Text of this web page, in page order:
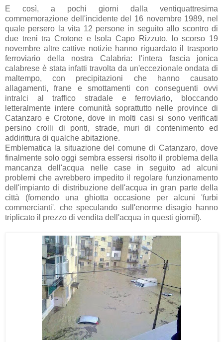
E così, a pochi giorni dalla ventiquattresima
commemorazione dell'incidente del 16 novembre 1989, nel
quale persero la vita 12 persone in seguito allo scontro di
due treni tra Crotone e Isola Capo Rizzuto, lo scorso 19
novembre altre cattive notizie hanno riguardato il trasporto
ferroviario della nostra Calabria: l'intera fascia jonica
calabrese è stata infatti travolta da un'eccezionale ondata di
maltempo, con precipitazioni che hanno causato
allagamenti, frane e smottamenti con conseguenti ovvi
intralci al traffico stradale e ferroviario, bloccando
letteralmente intere comunità soprattutto nelle province di
Catanzaro e Crotone, dove in molti casi si sono verificati
persino crolli di ponti, strade, muri di contenimento ed
addirittura di qualche abitazione.
Emblematica la situazione del comune di Catanzaro, dove
finalmente solo oggi sembra essersi risolto il problema della
mancanza dell'acqua nelle case in seguito ad alcuni
problemi che avrebbero impedito il regolare funzionamento
dell'impianto di distribuzione dell'acqua in gran parte della
città (fornendo una ghiotta occasione per alcuni 'furbi
commercianti', che speculando sull'enorme disagio hanno
triplicato il prezzo di vendita dell'acqua in questi giorni!).